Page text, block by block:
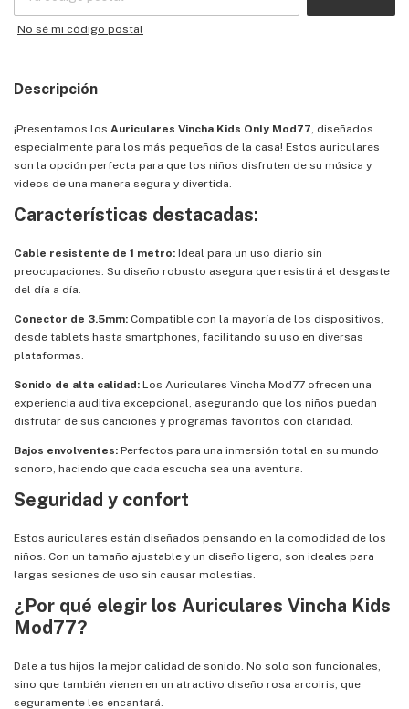
No sé mi código postal
Descripción
¡Presentamos los Auriculares Vincha Kids Only Mod77, diseñados
especialmente para los más pequeños de la casa! Estos auriculares
son la opción perfecta para que los niños disfruten de su música y
videos de una manera segura y divertida.
Características destacadas:
Cable resistente de 1 metro: Ideal para un uso diario sin
preocupaciones. Su diseño robusto asegura que resistirá el desgaste
del día a día.
Conector de 3.5mm: Compatible con la mayoría de los dispositivos,
desde tablets hasta smartphones, facilitando su uso en diversas
plataformas.
Sonido de alta calidad: Los Auriculares Vincha Mod77 ofrecen una
experiencia auditiva excepcional, asegurando que los niños puedan
disfrutar de sus canciones y programas favoritos con claridad.
Bajos envolventes: Perfectos para una inmersión total en su mundo
sonoro, haciendo que cada escucha sea una aventura.
Seguridad y confort
Estos auriculares están diseñados pensando en la comodidad de los
niños. Con un tamaño ajustable y un diseño ligero, son ideales para
largas sesiones de uso sin causar molestias.
¿Por qué elegir los Auriculares Vincha Kids
Mod77?
Dale a tus hijos la mejor calidad de sonido. No solo son funcionales,
sino que también vienen en un atractivo diseño rosa arcoiris, que
seguramente les encantará.